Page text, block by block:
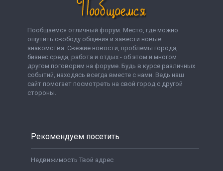
Пообщаемся отличный форум. Место, где можно
ощутить свободу общения и завести новые
знакомства. Свежие новости, проблемы города,
бизнес среда, работа и отдых - об этом и многом
другом поговорим на форуме. Будь в курсе различных
событий, находясь всегда вместе с нами. Ведь наш
сайт помогает посмотреть на свой город с другой
стороны.
Рекомендуем посетить
Недвижимость Твой адрес